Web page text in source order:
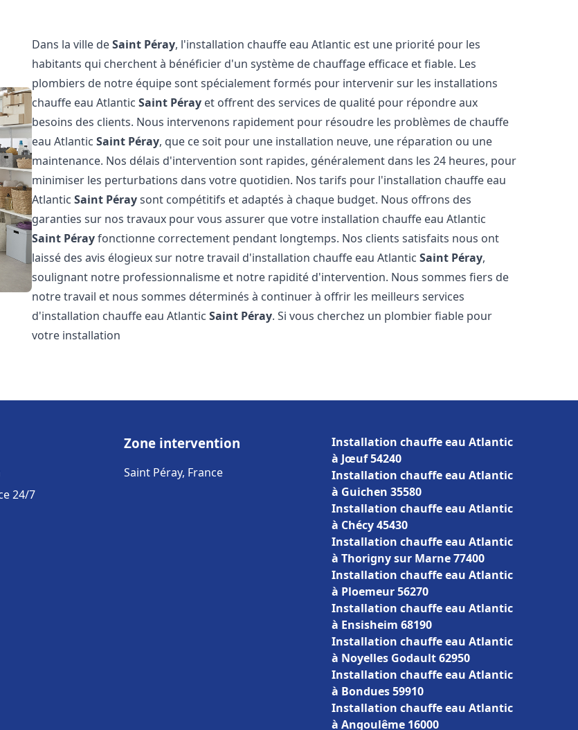
Dans la ville deSaint Péray, l'installation chauffe eau Atlantic est une priorité pour les
habitants qui cherchent à bénéficier d'un système de chauffage efficace et fiable. Les
plombiers de notre équipe sont spécialement formés pour intervenir sur les installations
chauffe eau AtlanticSaint Péray et offrent des services de qualité pour répondre aux
besoins des clients. Nous intervenons rapidement pour résoudre les problèmes de chauffe
eau AtlanticSaint Péray, que ce soit pour une installation neuve, une réparation ou une
maintenance. Nos délais d'intervention sont rapides, généralement dans les 24 heures, pour
minimiser les perturbations dans votre quotidien. Nos tarifs pour l'installation chauffe eau
AtlanticSaint Péraysont compétitifs et adaptés à chaque budget. Nous offrons des
garanties sur nos travaux pour vous assurer que votre installation chauffe eau Atlantic
Saint Pérayfonctionne correctement pendant longtemps. Nos clients satisfaits nous ont
laissé des avis élogieux sur notre travail d'installation chauffe eau AtlanticSaint Péray,
soulignant notre professionnalisme et notre rapidité d'intervention. Nous sommes fiers de
notre travail et nous sommes déterminés à continuer à offrir les meilleurs services
d'installation chauffe eau AtlanticSaint Péray. Si vous cherchez un plombier fiable pour
votre installation
24/7
Zone intervention
Saint Péray, France
Installation chauffe eau Atlantic
à Jœuf 54240
Installation chauffe eau Atlantic
à Guichen 35580
Installation chauffe eau Atlantic
à Chécy 45430
Installation chauffe eau Atlantic
à Thorigny sur Marne 77400
Installation chauffe eau Atlantic
à Ploemeur 56270
Installation chauffe eau Atlantic
à Ensisheim 68190
Installation chauffe eau Atlantic
à Noyelles Godault 62950
Installation chauffe eau Atlantic
à Bondues 59910
Installation chauffe eau Atlantic
à Angoulême 16000